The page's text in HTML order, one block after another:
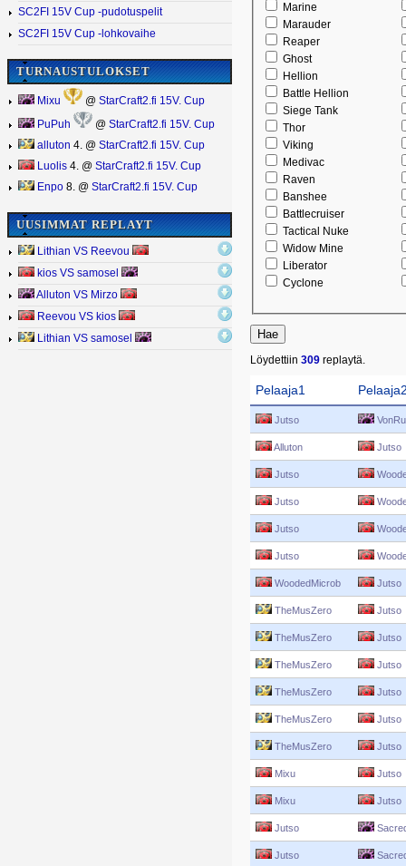
SC2FI 15V Cup -pudotuspelit
SC2FI 15V Cup -lohkovaihe
TURNAUSTULOKSET
Mixu @ StarCraft2.fi 15V. Cup
PuPuh @ StarCraft2.fi 15V. Cup
alluton 4. @ StarCraft2.fi 15V. Cup
Luolis 4. @ StarCraft2.fi 15V. Cup
Enpo 8. @ StarCraft2.fi 15V. Cup
UUSIMMAT REPLAYT
Lithian VS Reevou
kios VS samosel
Alluton VS Mirzo
Reevou VS kios
Lithian VS samosel
Marine
Marauder
Reaper
Ghost
Hellion
Battle Hellion
Siege Tank
Thor
Viking
Medivac
Raven
Banshee
Battlecruiser
Tactical Nuke
Widow Mine
Liberator
Cyclone
Löydettiin 309 replaytä.
Pelaaja1
Jutso
Alluton Jutso
Jutso
Jutso
Jutso
Jutso
WoodedMicrob Jutso
TheMusZero Jutso
TheMusZero Jutso
TheMusZero Jutso
TheMusZero Jutso
TheMusZero Jutso
TheMusZero Jutso
Mixu Jutso
Mixu Jutso
Jutso
Jutso